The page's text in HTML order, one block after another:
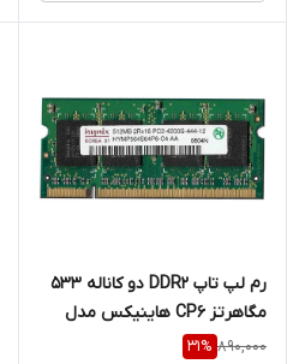
رم لپ تاپ DDR2 دو کاناله 533
مگاهرتز CP6 هاینیکس مدل
4200s ظرفیت 512 مگابایت
890,000
31%